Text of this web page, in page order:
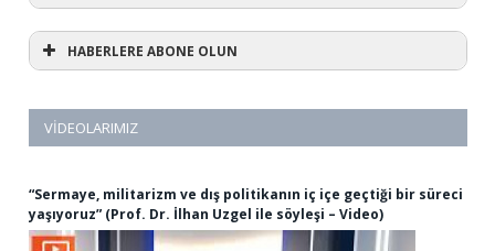
HABERLERE ABONE OLUN
VIDEOLARIMIZ
“Sermaye, militarizm ve dış politikanın iç içe geçtiği bir süreci
yaşıyoruz” (Prof. Dr. İlhan Uzgel ile söyleşi – Video)